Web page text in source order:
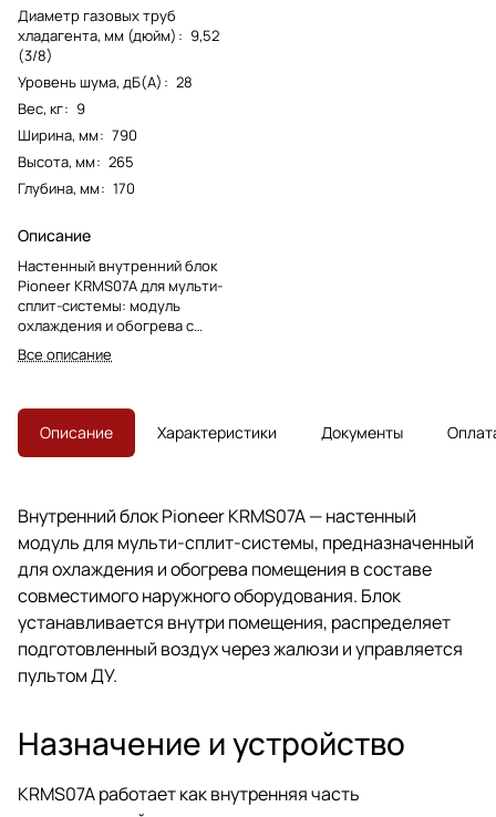
Диаметр газовых труб
хладагента, мм (дюйм) : 9,52
(3/8)
Уровень шума, дБ(А) : 28
Вес, кг: 9
Ширина, мм: 790
Высота, мм: 265
Глубина, мм: 170
Описание
Настенный внутренний блок
Pioneer KRMS07A для мульти-
сплит-системы: модуль
охлаждения и обогрева с
управлением через пульт ДУ.
Позиция снята с производства,
Все описание
Описание Характеристики Документы
Внутренний блок Pioneer KRMS07A — настенный
модуль для мульти-сплит-системы, предназначенный
для охлаждения и обогрева помещения в составе
совместимого наружного оборудования. Блок
устанавливается внутри помещения, распределяет
подготовленный воздух через жалюзи и управляется
пультом ДУ.
Назначение и устройство
KRMS07A работает как внутренняя часть